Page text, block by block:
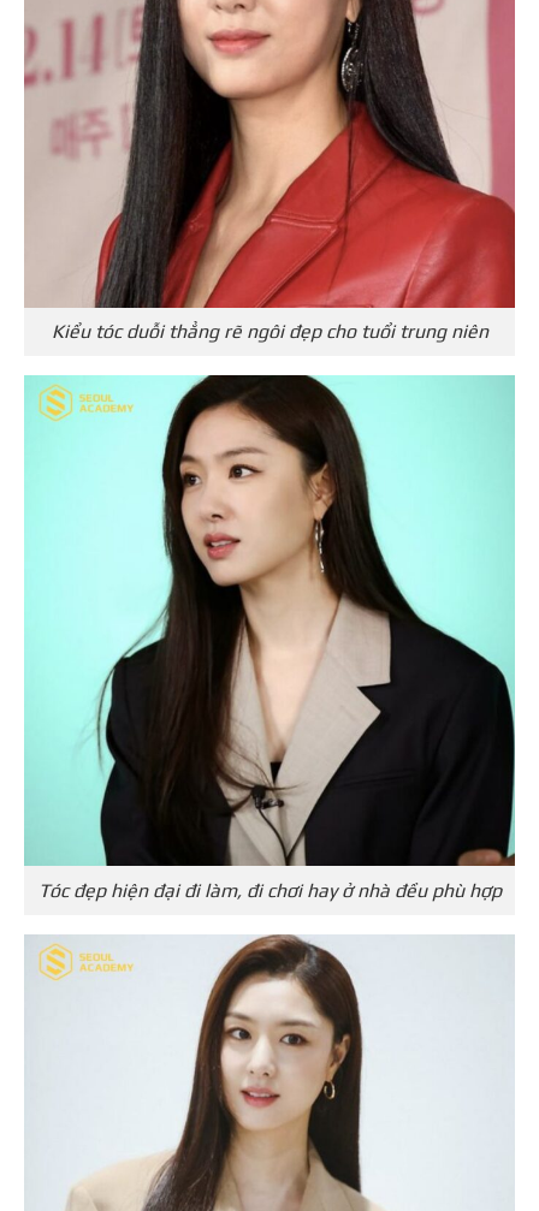
Kiểu tóc duỗi thẳng rẽ ngôi đẹp cho tuổi trung niên
Tóc đẹp hiện đại đi làm, đi chơi hay ở nhà đều phù hợp